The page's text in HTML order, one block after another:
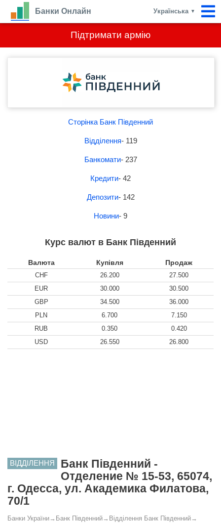
Підтримати армію
Банки Онлайн Українська ▼
Сторінка Банк Південний
Відділення- 119
Банкомати- 237
Кредити- 42
Депозити- 142
Новини- 9
Курс валют в Банк Південний
Валюта Купівля Продаж
CHF 26.200
27.500
EUR
30.000
30.500
GBP
34.500
36.000
PLN
6.700
7.150
RUB
0.350
0.420
USD
26.550 26.800
ВІДДІЛЕННЯ
Банк Південний -
Отделение № 15-53, 65074,
г. Одесса, ул. Академика Филатова,
70/1
Банки України→ Банк Південний→ Відділення Банк Південний→